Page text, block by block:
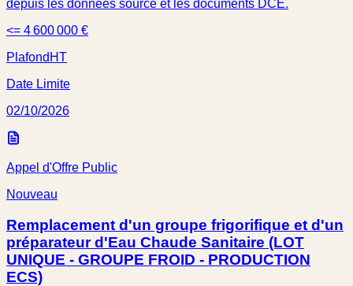
depuis les données source et les documents DCE.
<= 4 600 000 €
Plafond HT
Date Limite
02/10/2026
Appel d'Offre Public
Nouveau
Remplacement d'un groupe frigorifique et d'un
préparateur d'Eau Chaude Sanitaire (LOT
UNIQUE - GROUPE FROID - PRODUCTION
ECS)